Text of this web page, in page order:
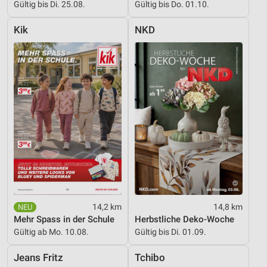
Gültig bis Di. 25.08. Gültig bis Do. 01.10.
Kik
14,2 km
Mehr Spass in der Schule
Gültig ab Mo. 10.08.
NKD
14,8 km
Herbstliche Deko-Woche
Gültig bis Di. 01.09.
Jeans Fritz Tchibo
Verwendung genauer Standortdaten
Geräte anhand von aktiv angeforderten
Informationen identifizieren
Nicht-IAB-Verarbeitungszwecke:
Notwendig
Performance
Funktional
Werbung